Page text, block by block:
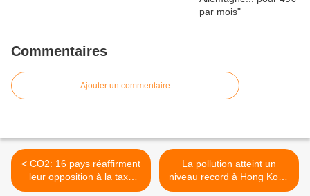
Commentaires
Ajouter un commentaire
< CO2: 16 pays réaffirment
leur opposition à la taxe
carbone
La pollution atteint un
niveau record à Hong Kong
>